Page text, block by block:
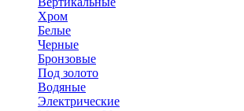
Хром
Белые
Черные
Бронзовые
Под золото
Водяные
Электрические